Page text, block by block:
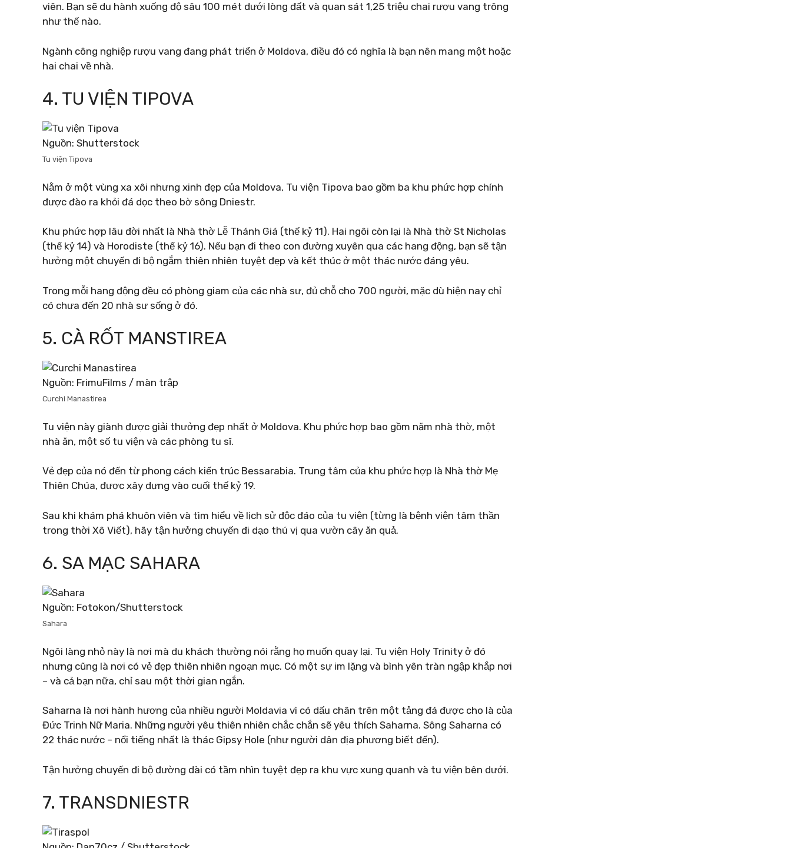
viên. Bạn sẽ du hành xuống độ sâu 100 mét dưới lòng đất và quan sát 1,25 triệu chai rượu vang trông
như thế nào.
Ngành công nghiệp rượu vang đang phát triển ở Moldova, điều đó có nghĩa là bạn nên mang một hoặc
hai chai về nhà.
4. TU VIỆN TIPOVA
Nguồn: Shutterstock
Tu viện Tipova
Nằm ở một vùng xa xôi nhưng xinh đẹp của Moldova, Tu viện Tipova bao gồm ba khu phức hợp chính
được đào ra khỏi đá dọc theo bờ sông Dniestr.
Khu phức hợp lâu đời nhất là Nhà thờ Lễ Thánh Giá (thế kỷ 11). Hai ngôi còn lại là Nhà thờ St Nicholas
(thế kỷ 14) và Horodiste (thế kỷ 16). Nếu bạn đi theo con đường xuyên qua các hang động, bạn sẽ tận
hưởng một chuyến đi bộ ngắm thiên nhiên tuyệt đẹp và kết thúc ở một thác nước đáng yêu.
Trong mỗi hang động đều có phòng giam của các nhà sư, đủ chỗ cho 700 người, mặc dù hiện nay chỉ
có chưa đến 20 nhà sư sống ở đó.
5. CÀ RỐT MANSTIREA
Nguồn: FrimuFilms / màn trập
Curchi Manastirea
Tu viện này giành được giải thưởng đẹp nhất ở Moldova. Khu phức hợp bao gồm năm nhà thờ, một
nhà ăn, một số tu viện và các phòng tu sĩ.
Vẻ đẹp của nó đến từ phong cách kiến ​​trúc Bessarabia. Trung tâm của khu phức hợp là Nhà thờ Mẹ
Thiên Chúa, được xây dựng vào cuối thế kỷ 19.
Sau khi khám phá khuôn viên và tìm hiểu về lịch sử độc đáo của tu viện (từng là bệnh viện tâm thần
trong thời Xô Viết), hãy tận hưởng chuyến đi dạo thú vị qua vườn cây ăn quả.
6. SA MẠC SAHARA
Nguồn: Fotokon/Shutterstock
Sahara
Ngôi làng nhỏ này là nơi mà du khách thường nói rằng họ muốn quay lại. Tu viện Holy Trinity ở đó
nhưng cũng là nơi có vẻ đẹp thiên nhiên ngoạn mục. Có một sự im lặng và bình yên tràn ngập khắp nơi
– và cả bạn nữa, chỉ sau một thời gian ngắn.
Saharna là nơi hành hương của nhiều người Moldavia vì có dấu chân trên một tảng đá được cho là của
Đức Trinh Nữ Maria. Những người yêu thiên nhiên chắc chắn sẽ yêu thích Saharna. Sông Saharna có
22 thác nước – nổi tiếng nhất là thác Gipsy Hole (như người dân địa phương biết đến).
Tận hưởng chuyến đi bộ đường dài có tầm nhìn tuyệt đẹp ra khu vực xung quanh và tu viện bên dưới.
7. TRANSDNIESTR